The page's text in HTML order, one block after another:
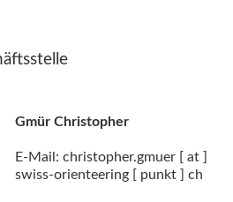
Gmür Christopher
E-Mail: christopher.gmuer [ at ]
swiss-orienteering [ punkt ] ch